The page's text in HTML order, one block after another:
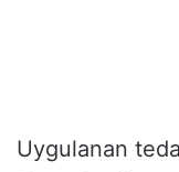
Uygulanan